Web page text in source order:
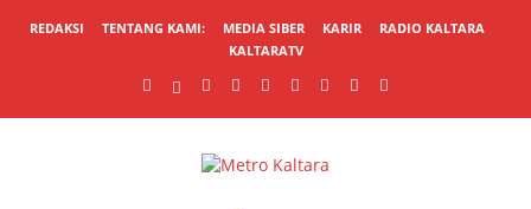
REDAKSI TENTANG KAMI: MEDIA SIBER KARIR
RADIO KALTARA
KALTARATV